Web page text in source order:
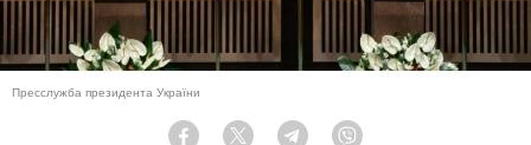
Пресслужба президента України